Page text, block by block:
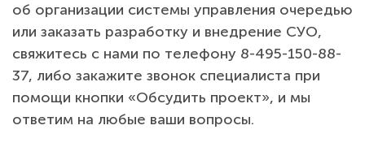
об организации системы управления очередью
или заказать разработку и внедрение СУО,
свяжитесь с нами по телефону 8-495-150-88-
37, либо закажите звонок специалиста при
помощи кнопки «Обсудить проект», и мы
ответим на любые ваши вопросы.